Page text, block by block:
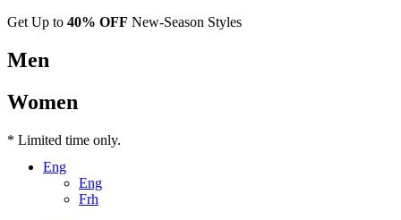
Get Up to 40% OFF New-Season Styles
Men
Women
* Limited time only.
Eng
Eng
Frh